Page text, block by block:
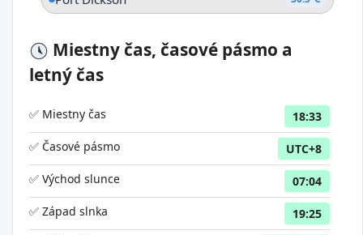
Miestny čas, časové pásmo a
letný čas
✅ Miestny čas
18:33
✅ Časové pásmo
UTC+8
✅ Východ slunce
07:04
✅ Západ slnka
19:25